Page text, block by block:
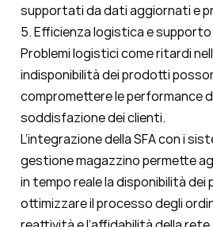
supportati da dati aggiornati e
5. Efficienza logistica e
Problemi logistici come ritardi
indisponibilità dei prodotti
compromettere le performance
soddisfazione dei clienti.
L’integrazione della SFA con i
gestione magazzino permette
in tempo reale la disponibilità dei
ottimizzare il processo degli